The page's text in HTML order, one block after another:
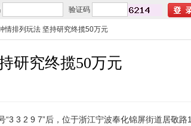
验证码
情排列玩法 坚持研究终揽50万元
研究终揽50万元
3 2 9 7”后，位于浙江宁波奉化锦屏街道居敬路